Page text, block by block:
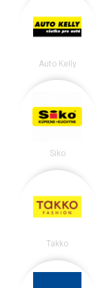
Auto Kelly
Siko
Takko